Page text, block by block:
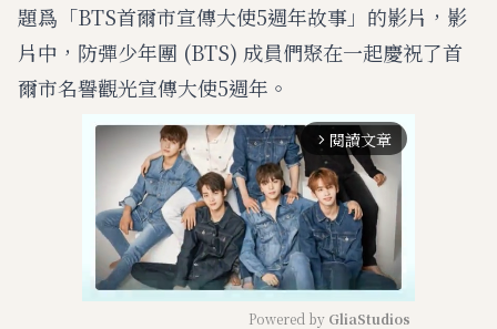
題爲「BTS首爾市宣傳大使5週年故事」的影片，影
片中，防彈少年團 (BTS) 成員們聚在一起慶祝了首
爾市名譽觀光宣傳大使5週年。
arrow_forward_ios 閱讀文章
Powered by GliaStudios